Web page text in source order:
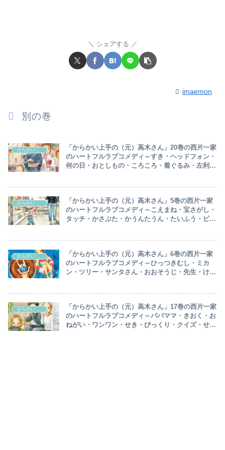
シェアする
imaemon
別の巻
からかい上手の(元)高木さん「からかい上手の（元）高木さん」20巻の西片一家
のハートフルラブコメディ～すき・ヘッドフォン・
何の日・おとしもの・ころころ・着ぐるみ・左利
からかい上手の(元)高木さん「からかい上手の（元）高木さん」5巻の西片一家
のハートフルラブコメディ～こえまね・宝さがし・
タッチ・かさぶた・かうんたうん・たいふう・ピー
からかい上手の(元)高木さん「からかい上手の（元）高木さん」6巻の西片一家
のハートフルラブコメディ～ひっつきむし・ミカ
ン・ツリー・サンタさん・おおそうじ・先生・けつ
からかい上手の(元)高木さん「からかい上手の（元）高木さん」17巻の西片一家
のハートフルラブコメディ～パパママ・きおく・お
ねがい・ワンワン・せき・びっくり・クイズ・せな